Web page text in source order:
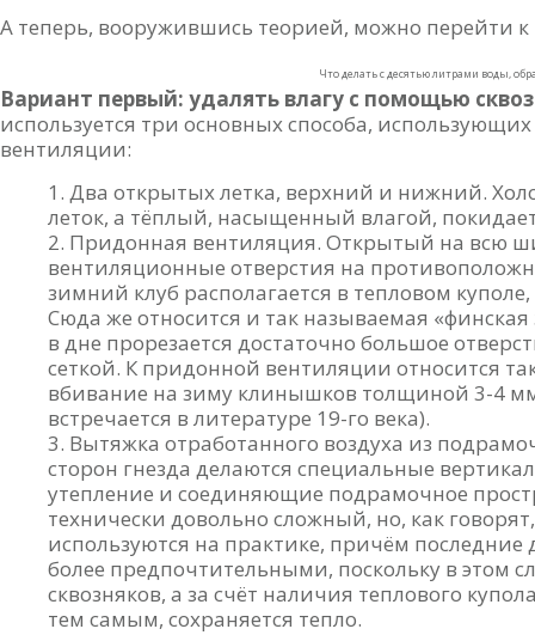
А теперь, вооружившись теорией, можно перейти к
Что делать с десятью литрами воды,
Вариант первый: удалять влагу с помощью
используется три основных способа,
вентиляции:
Два открытых летка, верхний и нижний.
леток, а тёплый, насыщенный влагой,
Придонная вентиляция. Открытый на всю
вентиляционные отверстия на
зимний клуб располагается в тепловом
Сюда же относится и так называемая
в дне прорезается достаточно большое
сеткой. К придонной вентиляции относится
вбивание на зиму клинышков толщиной 3-4
встречается в литературе 19-го века).
Вытяжка отработанного воздуха из
сторон гнезда делаются специальные
утепление и соединяющие подрамочное
технически довольно сложный, но, как
используются на практике, причём последние
более предпочтительными, поскольку в этом
сквозняков, а за счёт наличия теплового
тем самым, сохраняется тепло.